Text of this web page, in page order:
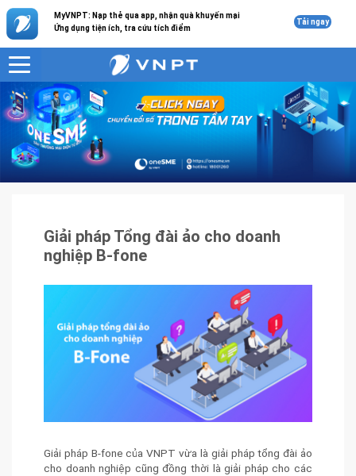
MyVNPT: Nạp thẻ qua app, nhận quà khuyến mại
Ứng dụng tiện ích, tra cứu tích điểm
Tải ngay
VNPT
Sản phẩm - Dịch vụ
Giải pháp Tổng đài ảo cho doanh nghiệp B-fone
Giải pháp Tổng đài ảo cho doanh
nghiệp B-fone
Giải pháp B-fone của VNPT vừa là giải pháp tổng đài ảo
cho doanh nghiệp cũng đồng thời là giải pháp cho các